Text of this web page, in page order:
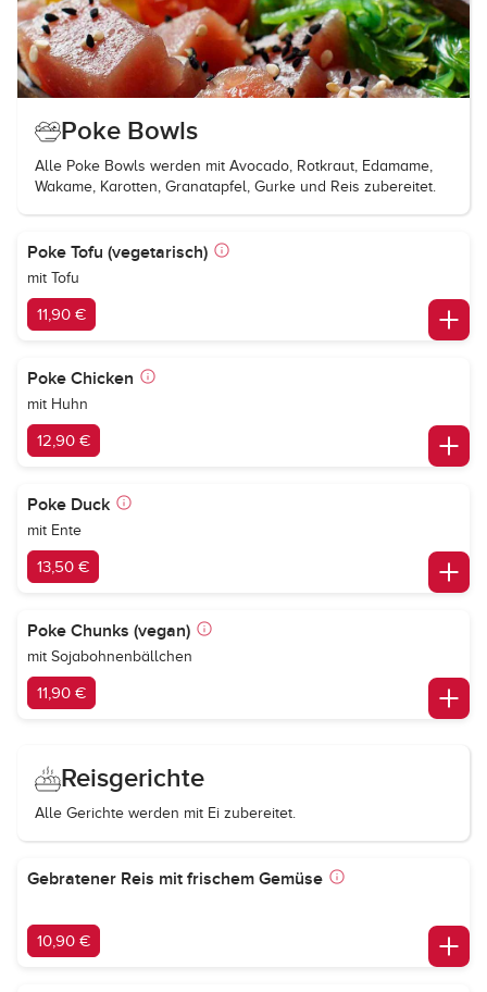
Poke Bowls
Alle Poke Bowls werden mit Avocado, Rotkraut, Edamame,
Wakame, Karotten, Granatapfel, Gurke und Reis zubereitet.
Poke Tofu (vegetarisch)
mit Tofu
11,90 €
Poke Chicken
mit Huhn
12,90 €
Poke Duck
mit Ente
13,50 €
Poke Chunks (vegan)
mit Sojabohnenbällchen
11,90 €
Reisgerichte
Alle Gerichte werden mit Ei zubereitet.
Gebratener Reis mit frischem Gemüse
10,90 €